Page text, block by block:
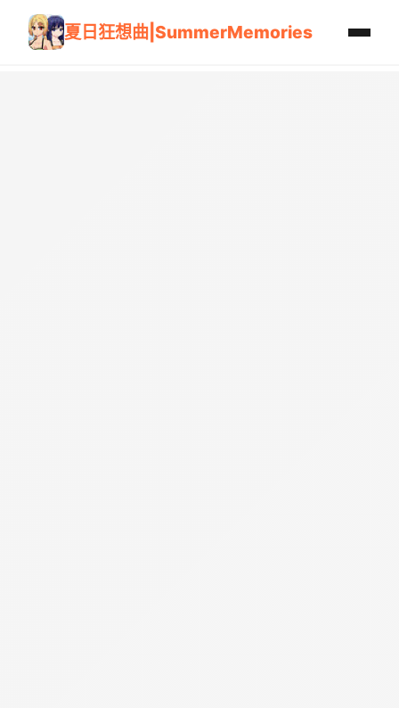
夏日狂想曲|SummerMemories